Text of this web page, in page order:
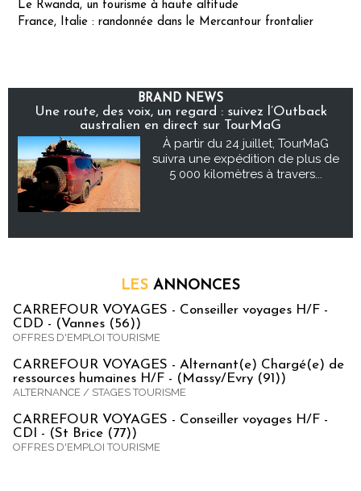
Le Rwanda, un tourisme à haute altitude
France, Italie : randonnée dans le Mercantour frontalier
BRAND NEWS
Une route, des voix, un regard : suivez l’Outback
australien en direct sur TourMaG
À partir du 24 juillet, TourMaG
suivra une expédition de plus de
5 000 kilomètres à travers...
LES ANNONCES
CARREFOUR VOYAGES - Conseiller voyages H/F -
CDD - (Vannes (56))
OFFRES D'EMPLOI TOURISME
CARREFOUR VOYAGES - Alternant(e) Chargé(e) de
ressources humaines H/F - (Massy/Evry (91))
ALTERNANCE / STAGES TOURISME
CARREFOUR VOYAGES - Conseiller voyages H/F -
CDI - (St Brice (77))
OFFRES D'EMPLOI TOURISME